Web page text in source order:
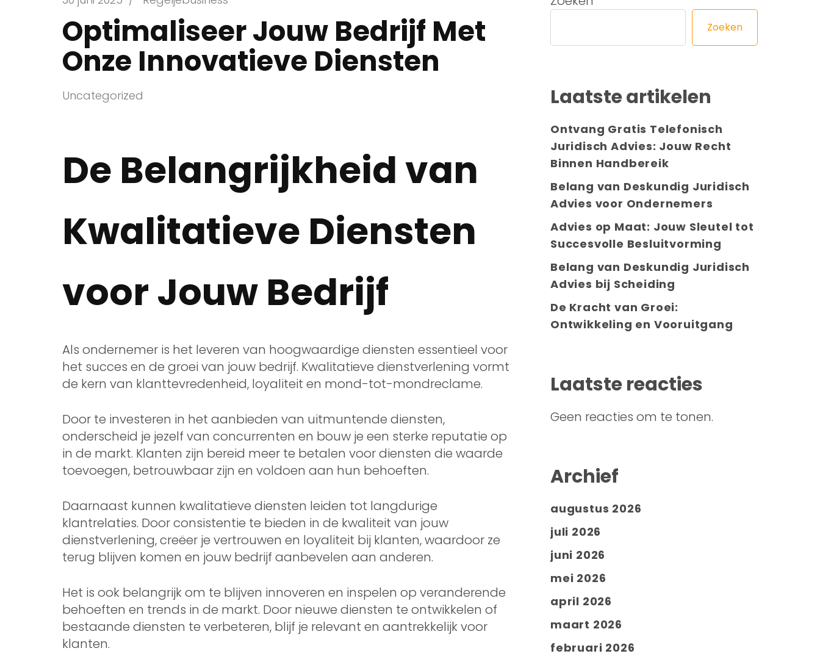
Optimaliseer Jouw Bedrijf Met
Onze Innovatieve Diensten
Uncategorized
De Belangrijkheid van
Kwalitatieve Diensten
voor Jouw Bedrijf
Als ondernemer is het leveren van hoogwaardige diensten essentieel voor
het succes en de groei van jouw bedrijf. Kwalitatieve dienstverlening vormt
de kern van klanttevredenheid, loyaliteit en mond-tot-mondreclame.
Door te investeren in het aanbieden van uitmuntende diensten,
onderscheid je jezelf van concurrenten en bouw je een sterke reputatie op
in de markt. Klanten zijn bereid meer te betalen voor diensten die waarde
toevoegen, betrouwbaar zijn en voldoen aan hun behoeften.
Daarnaast kunnen kwalitatieve diensten leiden tot langdurige
klantrelaties. Door consistentie te bieden in de kwaliteit van jouw
dienstverlening, creëer je vertrouwen en loyaliteit bij klanten, waardoor ze
terug blijven komen en jouw bedrijf aanbevelen aan anderen.
Het is ook belangrijk om te blijven innoveren en inspelen op veranderende
behoeften en trends in de markt. Door nieuwe diensten te ontwikkelen of
bestaande diensten te verbeteren, blijf je relevant en aantrekkelijk voor
klanten.
Zoeken
Laatste artikelen
Ontvang Gratis Telefonisch
Juridisch Advies: Jouw Recht
Binnen Handbereik
Belang van Deskundig Juridisch
Advies voor Ondernemers
Advies op Maat: Jouw Sleutel tot
Succesvolle Besluitvorming
Belang van Deskundig Juridisch
Advies bij Scheiding
De Kracht van Groei:
Ontwikkeling en Vooruitgang
Laatste reacties
Geen reacties om te tonen.
Archief
augustus 2026
juli 2026
juni 2026
mei 2026
april 2026
maart 2026
februari 2026